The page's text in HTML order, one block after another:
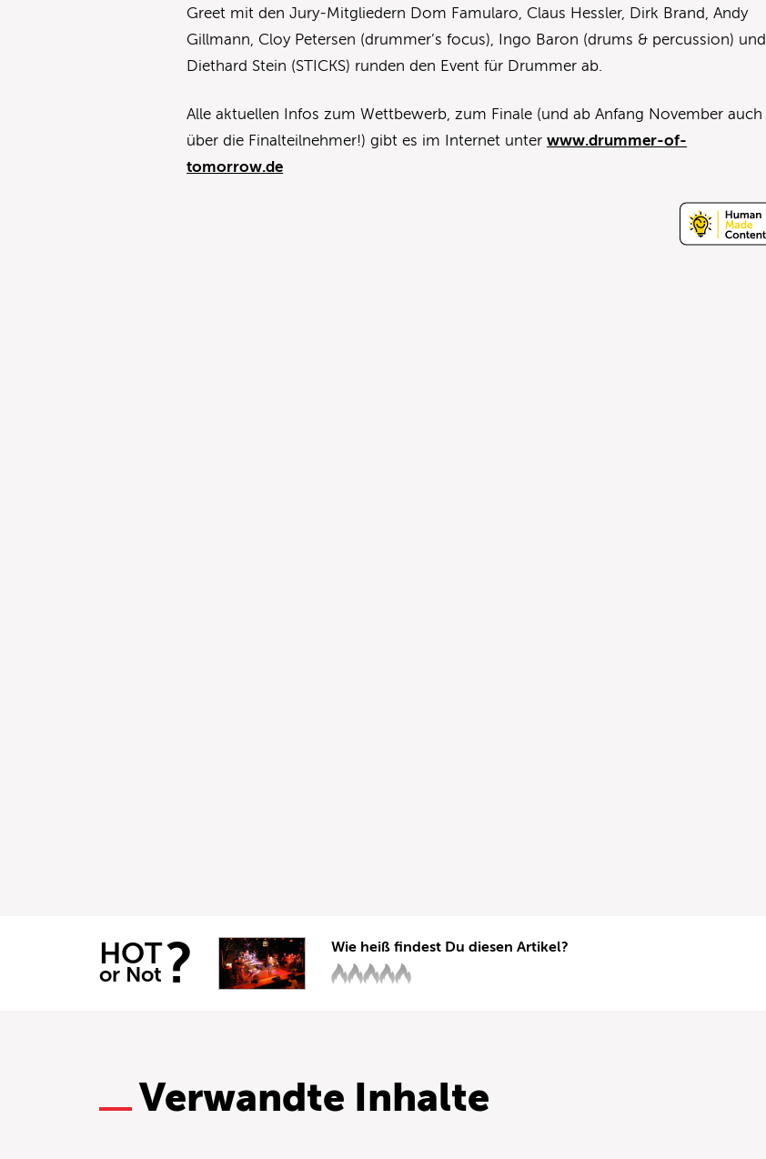
Greet mit den Jury-Mitgliedern Dom Famularo, Claus Hessler, Dirk Brand, Andy
Gillmann, Cloy Petersen (drummer’s focus), Ingo Baron (drums & percussion) und
Diethard Stein (STICKS) runden den Event für Drummer ab.
Alle aktuellen Infos zum Wettbewerb, zum Finale (und ab Anfang November auch
über die Finalteilnehmer!) gibt es im Internet unterwww.drummer-of-
tomorrow.de
HOT
or Not ?
Wie heiß findest Du diesen Artikel?
Verwandte Inhalte